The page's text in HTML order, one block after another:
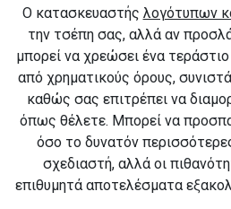
Ο κατασκευαστής λογότυπων
την τσέπη σας, αλλά αν
μπορεί να χρεώσει ένα
από χρηματικούς όρους,
καθώς σας επιτρέπει να
όπως θέλετε. Μπορεί να
όσο το δυνατόν
σχεδιαστή, αλλά οι
επιθυμητά αποτελέσματα